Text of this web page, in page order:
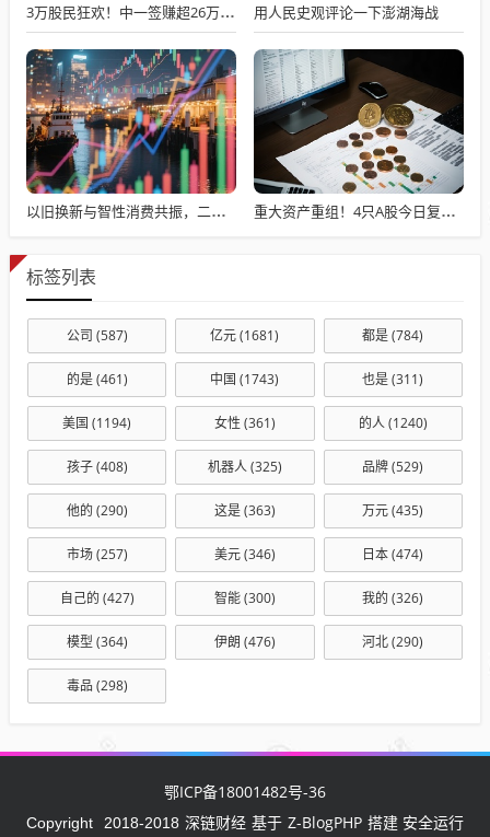
3万股民狂欢！中一签赚超26万元！摩尔线程暴涨超468%！ 用人民史观评论一下澎湖海战
以旧换新与智性消费共振，二手电商进入“结构化增速” 重大资产重组！4只A股今日复牌！
标签列表
公司 (587) 亿元(1681) 都是(784)
的是(461) 中国 (1743) 也是(311)
美国 (1194) 女性 (361) 的人(1240)
孩子(408) 机器人(325) 品牌(529)
他的 (290) 这是(363) 万元(435)
市场(257) 美元(346) 日本(474)
自己的 (427) 智能(300) 我的 (326)
模型 (364) 伊朗 (476) 河北(290)
毒品 (298)
鄂ICP备18001482号-36
Copyright 2018-2018 深链财经 基于 Z-BlogPHP 搭建 安全运行